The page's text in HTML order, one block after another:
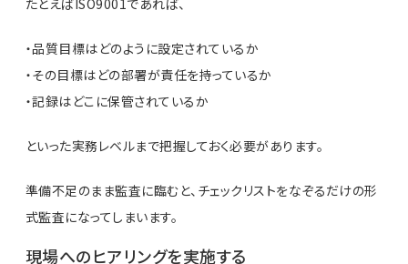
たとえばISO9001であれば、
・品質目標はどのように設定されているか
・その目標はどの部署が責任を持っているか
・記録はどこに保管されているか
といった実務レベルまで把握しておく必要があります。
準備不足のまま監査に臨むと、チェックリストをなぞるだけの形
式監査になってしまいます。
現場へのヒアリングを実施する